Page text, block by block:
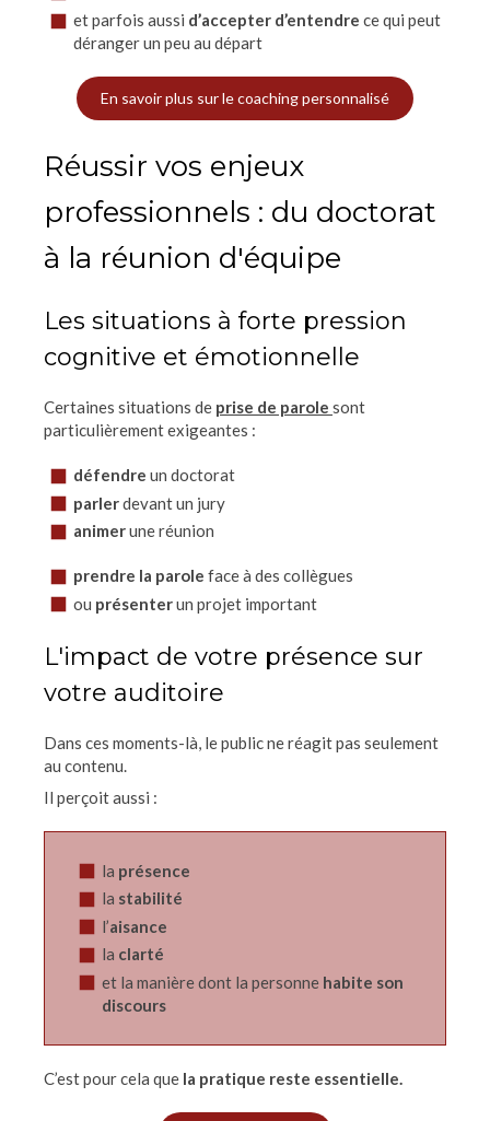
et parfois aussi d’accepter d’entendre ce qui peut
déranger un peu au départ
En savoir plus sur le coaching personnalisé
Réussir vos enjeux
professionnels : du doctorat
à la réunion d'équipe
Les situations à forte pression
cognitive et émotionnelle
Certaines situations de prise de parole sont
particulièrement exigeantes :
défendre un doctorat
parlerdevant un jury
animerune réunion
prendre la parole face à des collègues
ou présenterun projet important
L'impact de votre présence sur
votre auditoire
Dans ces moments-là, le public ne réagit pas seulement
au contenu.
Il perçoit aussi :
la présence
la stabilité
l’aisance
la clarté
et la manière dont la personne habite son
discours
C’est pour cela que la pratique reste essentielle.